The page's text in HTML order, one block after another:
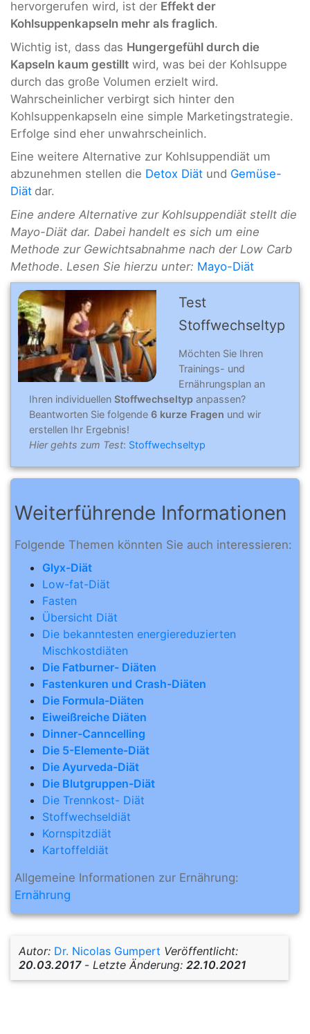
hervorgerufen wird, ist der Effekt der
Kohlsuppenkapseln mehr als fraglich.
Wichtig ist, dass das Hungergefühl durch die
Kapseln kaum gestillt wird, was bei der Kohlsuppe
durch das große Volumen erzielt wird.
Wahrscheinlicher verbirgt sich hinter den
Kohlsuppenkapseln eine simple Marketingstrategie.
Erfolge sind eher unwahrscheinlich.
Eine weitere Alternative zur Kohlsuppendiät um
abzunehmen stellen die Detox Diät und Gemüse-
Diät dar.
Eine andere Alternative zur Kohlsuppendiät stellt die
Mayo-Diät dar. Dabei handelt es sich um eine
Methode zur Gewichtsabnahme nach der Low Carb
Methode. Lesen Sie hierzu unter: Mayo-Diät
Test
Stoffwechseltyp
Möchten Sie Ihren
Trainings- und
Ernährungsplan an
Ihren individuellen Stoffwechseltyp anpassen?
Beantworten Sie folgende 6 kurze Fragen und wir
erstellen Ihr Ergebnis!
Hier gehts zum Test: Stoffwechseltyp
Weiterführende Informationen
Folgende Themen könnten Sie auch interessieren:
Glyx-Diät
Low-fat-Diät
Fasten
Übersicht Diät
Die bekanntesten energiereduzierten
Mischkostdiäten
Die Fatburner- Diäten
Fastenkuren und Crash-Diäten
Die Formula-Diäten
Eiweißreiche Diäten
Dinner-Canncelling
Die 5-Elemente-Diät
Die Ayurveda-Diät
Die Blutgruppen-Diät
Die Trennkost- Diät
Stoffwechseldiät
Kornspitzdiät
Kartoffeldiät
Allgemeine Informationen zur Ernährung:
Ernährung
Autor: Dr. Nicolas Gumpert Veröffentlicht:
20.03.2017- Letzte Änderung: 22.10.2021